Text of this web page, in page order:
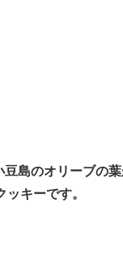
島のオリーブの
キーです。